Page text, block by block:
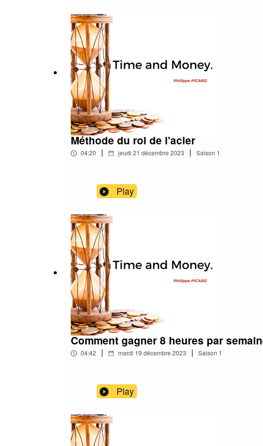
Méthode du roi de l'acier
04:20 | jeudi 21 décembre 2023 | Saison 1
Play
Comment gagner 8 heures par
04:42 | mardi 19 décembre 2023 | Saison 1
Play